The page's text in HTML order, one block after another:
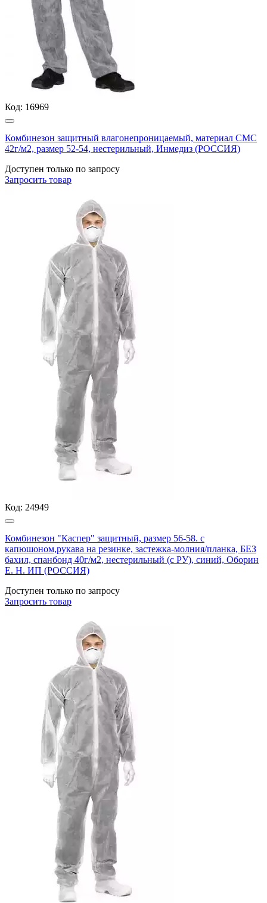
Код: 16969
Комбинезон защитный влагонепроницаемый, материал СМС
42г/м2, размер 52-54, нестерильный, Инмедиз (РОССИЯ)
Доступен только по запросу
Запросить товар
Код: 24949
Комбинезон "Каспер" защитный, размер 56-58. с
капюшоном,рукава на резинке, застежка-молния/планка, БЕЗ
бахил, спанбонд 40г/м2, нестерильный (с РУ), синий, Оборин
Е. Н. ИП (РОССИЯ)
Доступен только по запросу
Запросить товар